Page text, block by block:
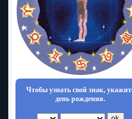
Чтобы узнать свой знак,
день рождения.